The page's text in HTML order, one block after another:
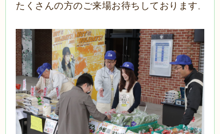
たくさんの方のご来場お待ちしております 。